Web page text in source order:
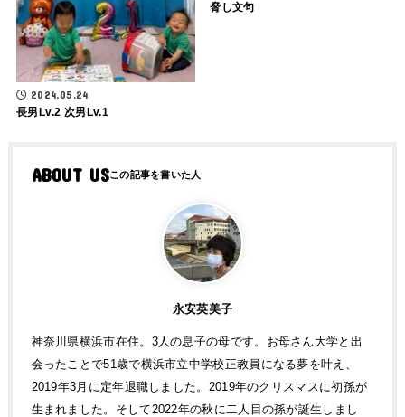
2024.05.24
長男Lv.2 次男Lv.1
脅し文句
ABOUT US
永安英美子
神奈川県横浜市在住。3人の息子の母です。お母さん大学と出
会ったことで51歳で横浜市立中学校正教員になる夢を叶え、
2019年3月に定年退職しました。2019年のクリスマスに初孫が
生まれました。そして2022年の秋に二人目の孫が誕生しまし